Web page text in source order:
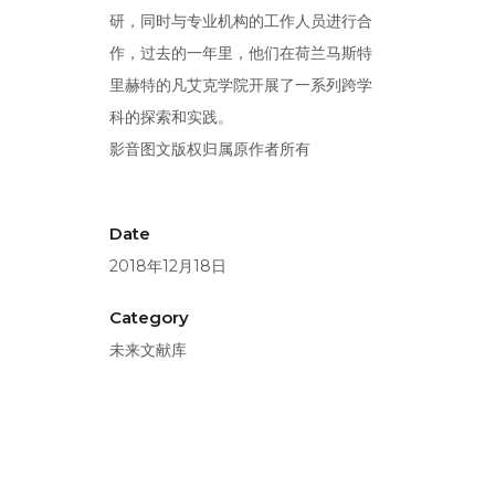
研，同时与专业机构的工作人员进行合
作，过去的一年里，他们在荷兰马斯特
里赫特的凡艾克学院开展了一系列跨学
科的探索和实践。
影音图文版权归属原作者所有
Date
2018年12月18日
Category
未来文献库